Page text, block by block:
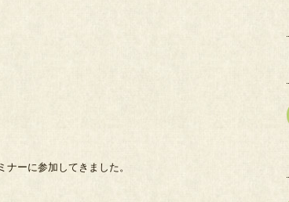
ーに参加してきました。